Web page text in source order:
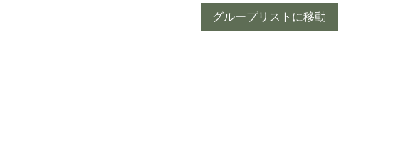
グループリストに移動